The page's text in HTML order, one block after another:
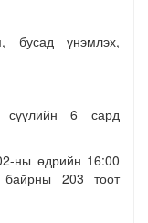
бусад үнэмлэх,
сүүлийн 6 сард
ны өдрийн 16:00
203 тоот